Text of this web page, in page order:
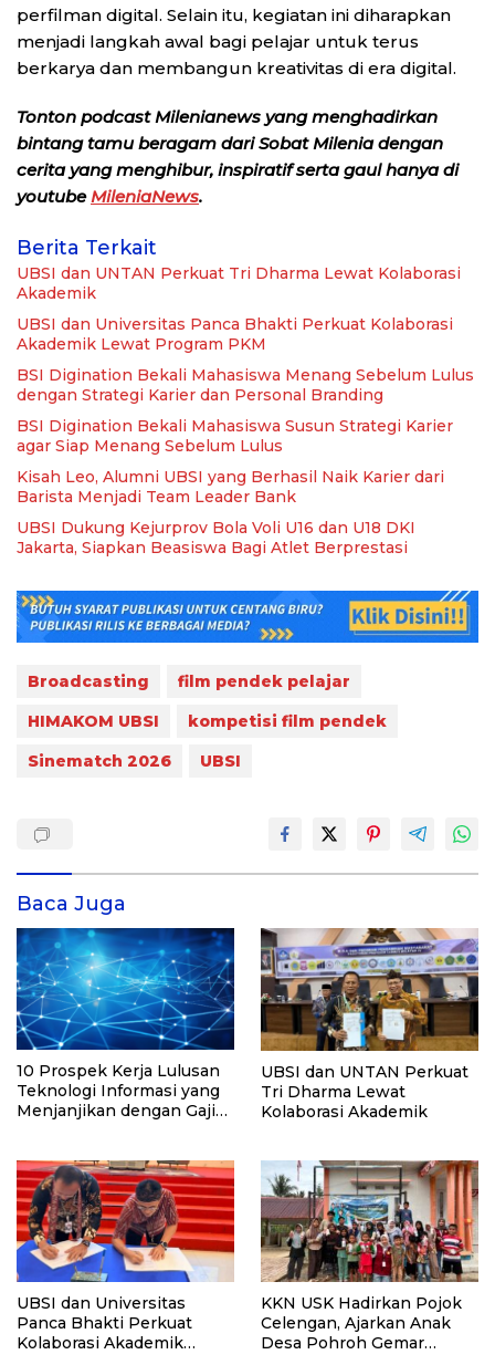
perfilman digital. Selain itu, kegiatan ini diharapkan
menjadi langkah awal bagi pelajar untuk terus
berkarya dan membangun kreativitas di era digital.
Tonton podcast Milenianews yang menghadirkan
bintang tamu beragam dari Sobat Milenia dengan
cerita yang menghibur, inspiratif serta gaul hanya di
youtube MileniaNews.
Berita Terkait
UBSI dan UNTAN Perkuat Tri Dharma Lewat Kolaborasi
Akademik
UBSI dan Universitas Panca Bhakti Perkuat Kolaborasi
Akademik Lewat Program PKM
BSI Digination Bekali Mahasiswa Menang Sebelum Lulus
dengan Strategi Karier dan Personal Branding
BSI Digination Bekali Mahasiswa Susun Strategi Karier
agar Siap Menang Sebelum Lulus
Kisah Leo, Alumni UBSI yang Berhasil Naik Karier dari
Barista Menjadi Team Leader Bank
UBSI Dukung Kejurprov Bola Voli U16 dan U18 DKI
Jakarta, Siapkan Beasiswa Bagi Atlet Berprestasi
Broadcasting
film pendek pelajar
HIMAKOM UBSI
kompetisi film pendek
Sinematch 2026
UBSI
Baca Juga
10 Prospek Kerja Lulusan
Teknologi Informasi yang
Menjanjikan dengan Gaji
UBSI dan UNTAN Perkuat
Tri Dharma Lewat
Kolaborasi Akademik
UBSI dan Universitas
Panca Bhakti Perkuat
Kolaborasi Akademik
KKN USK Hadirkan Pojok
Celengan, Ajarkan Anak
Desa Pohroh Gemar